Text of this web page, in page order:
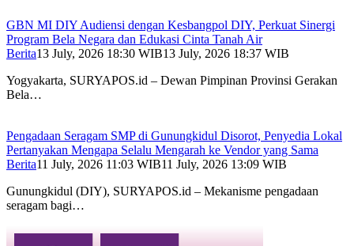
GBN MI DIY Audiensi dengan Kesbangpol DIY, Perkuat Sinergi
Program Bela Negara dan Edukasi Cinta Tanah Air
Berita13 July, 2026 18:30 WIB13 July, 2026 18:37 WIB
Yogyakarta, SURYAPOS.id – Dewan Pimpinan Provinsi Gerakan
Bela…
Pengadaan Seragam SMP di Gunungkidul Disorot, Penyedia Lokal
Pertanyakan Mengapa Selalu Mengarah ke Vendor yang Sama
Berita11 July, 2026 11:03 WIB11 July, 2026 13:09 WIB
Gunungkidul (DIY), SURYAPOS.id – Mekanisme pengadaan
seragam bagi…